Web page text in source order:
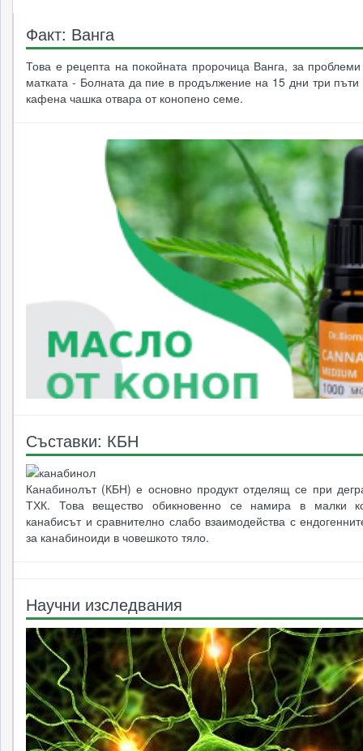
Факт: Ванга
Това е рецепта на покойната пророчица Ванга, за
матката - Болната да пие в продължение на 15 дни три
кафена чашка отвара от конопено семе.
Съставки: КБН
Канабинолът (КБН) е основно продукт отделящ се при
ТХК. Това вещество обикновенно се намира в малки
канабисът и сравнително слабо взаимодейства с
за канабиноиди в човешкото тяло.
Научни изследвания